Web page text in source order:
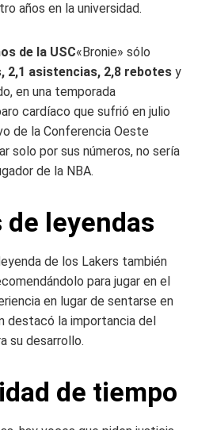
años en la universidad.
de la USC«Bronie» sólo
2,1 asistencias, 2,8 rebotes y
en una temporada
cardíaco que sufrió en julio
de la Conferencia Oeste
solo por sus números, no sería
de la NBA.
de leyendas
de los Lakers también
para jugar en el
en lugar de sentarse en
destacó la importancia del
su desarrollo.
de tiempo